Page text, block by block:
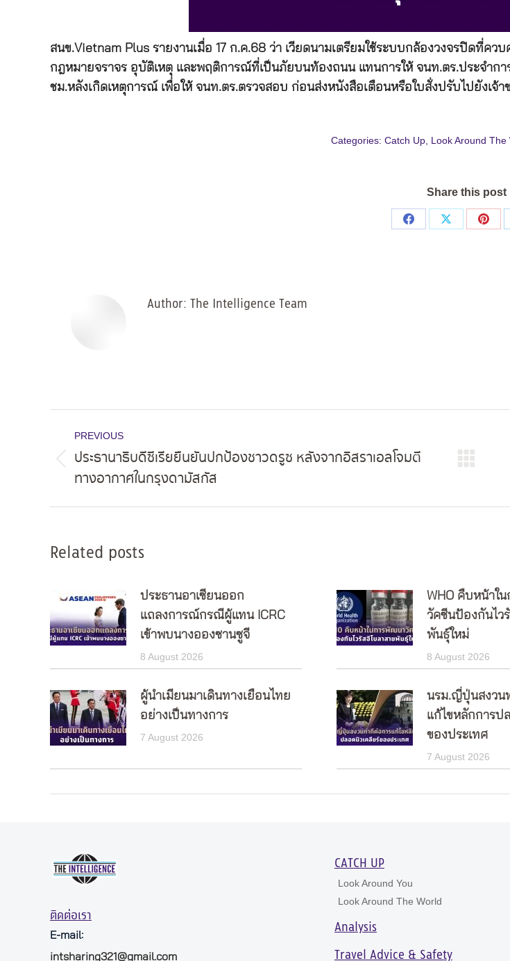
สนข.Vietnam Plus รายงานเมื่อ 17 ก.ค.68 ว่า เวียดนามเตรียมใช้ระบบกล้องวงจรปิดที่
กฎหมายจราจร อุบัติเหตุ และพฤติการณ์ที่เป็นภัยบนท้องถนน แทนการให้ จนท.ตร.ประจำก
ชม.หลังเกิดเหตุการณ์ เพื่อให้ จนท.ตร.ตรวจสอบ ก่อนส่งหนังสือเตือนหรือใบสั่งปรับไปยังเจ้
Categories: Catch Up Look Around The
Share this post
Share
Share
Author: The Intelligence Team
navigation
PREVIOUS
post:
ประธานาธิบดีซีเรียยืนยันปกป้องชาวดรูซ หลังจากอิสราเอลโจมตี
ทางอากาศในกรุงดามัสกัส
Related posts
ประธานอาเซียนออก
แถลงการณ์กรณีผู้แทน ICRC
เข้าพบนางอองซานซูจี
8 August 2026
WHO คืบหน้าใ
วัคซีนป้องกันไว
พันธุ์ใหม่
8 August 2026
ผู้นำเมียนมาเดินทางเยือนไทย
อย่างเป็นทางการ
7 August 2026
นรม.ญี่ปุ่นสงวน
แก้ไขหลักการป
ของประเทศ
7 August 2026
ติดต่อเรา
E-mail:
intsharing321@gmail.com
CATCH UP
Look Around You
Look Around The World
Analysis
Travel Advice & Safety